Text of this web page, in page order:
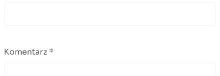
Komentarz *